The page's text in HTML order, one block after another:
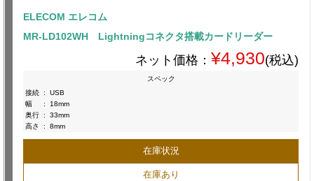
ELECOM エレコム
MR-LD102WH Lightningコネクタ搭載カードリーダー
ネット価格： ¥4,930(税込)
スペック
接続 :
USB
幅
:
18mm
奥行 :
33mm
高さ
: 8mm
在庫状況
在庫あり